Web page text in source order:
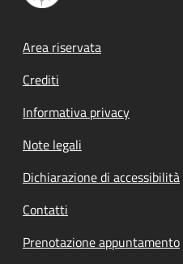
Footer menu
Area riservata
Crediti
Informativa privacy
Note legali
Dichiarazione di accessibilità
Contatti
Prenotazione appuntamento